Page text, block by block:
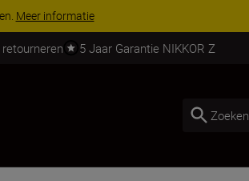
compleetKoop nu
5 Jaar Garantie NIKKOR Z
Zoeken